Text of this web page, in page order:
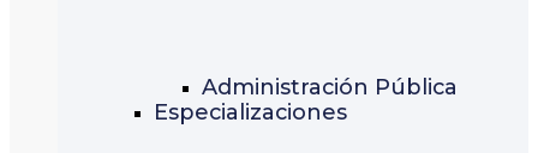
Administración Pública
Especializaciones